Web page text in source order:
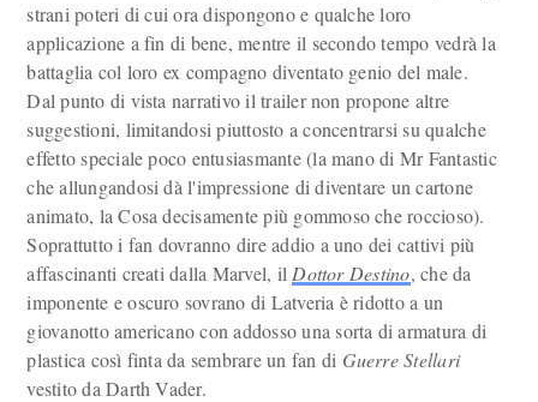
strani poteri di cui ora dispongono e qualche loro
applicazione a fin di bene, mentre il secondo tempo vedrà la
battaglia col loro ex compagno diventato genio del male.
Dal punto di vista narrativo il trailer non propone altre
suggestioni, limitandosi piuttosto a concentrarsi su qualche
effetto speciale poco entusiasmante (la mano di Mr Fantastic
che allungandosi dà l'impressione di diventare un cartone
animato, la Cosa decisamente più gommoso che roccioso).
Soprattutto i fan dovranno dire addio a uno dei cattivi più
affascinanti creati dalla Marvel, il Dottor Destino, che da
imponente e oscuro sovrano di Latveria è ridotto a un
giovanotto americano con addosso una sorta di armatura di
plastica così finta da sembrare un fan di Guerre Stellari
vestito da Darth Vader.